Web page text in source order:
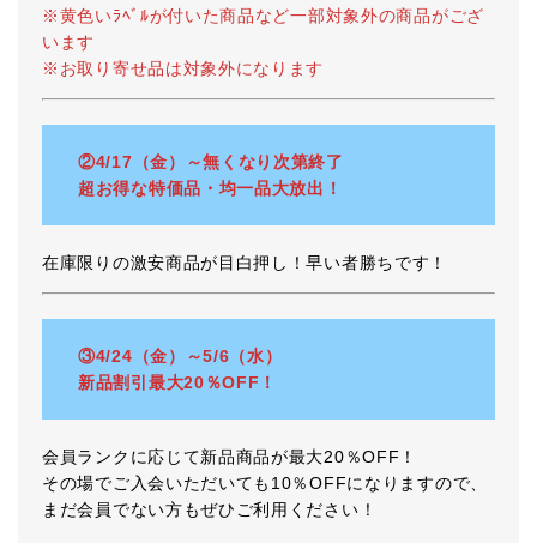
※黄色いﾗﾍﾞﾙが付いた商品など一部対象外の商品がござ
います
※お取り寄せ品は対象外になります
②4/17（金）～無くなり次第終了
超お得な特価品・均一品大放出！
在庫限りの激安商品が目白押し！早い者勝ちです！
③4/24（金）～5/6（水）
新品割引最大20％OFF！
会員ランクに応じて新品商品が最大20％OFF！
その場でご入会いただいても10％OFFになりますので、
まだ会員でない方もぜひご利用ください！